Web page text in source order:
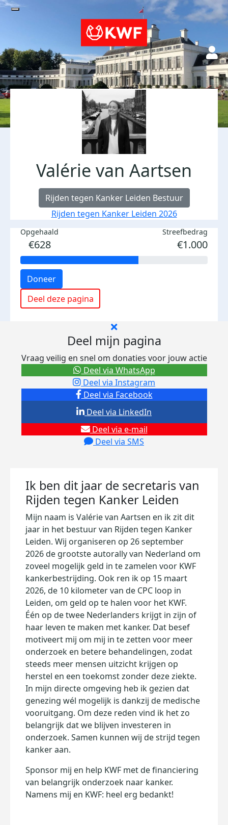
Valérie van Aartsen
Rijden tegen Kanker Leiden Bestuur
Rijden tegen Kanker Leiden 2026
Opgehaald
€628
Streefbedrag
€1.000
Doneer
Deel deze pagina
Deel mijn pagina
Vraag veilig en snel om donaties voor jouw actie
Deel via Facebook
Deel via Instagram
Deel via e-mail
Deel via SMS
Deel via LinkedIn
Deel via WhatsApp
Ik ben dit jaar de secretaris van
Rijden tegen Kanker Leiden
Mijn naam is Valérie van Aartsen en ik zit dit
jaar in het bestuur van Rijden tegen Kanker
Leiden. Wij organiseren op 26 september
2026 de grootste autorally van Nederland om
zoveel mogelijk geld in te zamelen voor KWF
kankerbestrijding. Ook ren ik op 15 maart
2026, de 10 kilometer van de CPC loop in
Leiden, om geld op te halen voor het KWF.
Één op de twee Nederlanders krijgt in zijn of
haar leven te maken met kanker. Dat besef
motiveert mij om mij in te zetten voor meer
onderzoek en betere behandelingen, zodat
steeds meer mensen uitzicht krijgen op
herstel en een toekomst zonder deze ziekte.
In mijn directe omgeving heb ik gezien dat
genezing wél mogelijk is dankzij de medische
vooruitgang. Om deze reden vind ik het zo
belangrijk dat we blijven investeren in
onderzoek. Samen kunnen wij de strijd tegen
kanker aan.
Sponsor mij en help KWF met de financiering
van belangrijk onderzoek naar kanker.
Namens mij en KWF: heel erg bedankt!